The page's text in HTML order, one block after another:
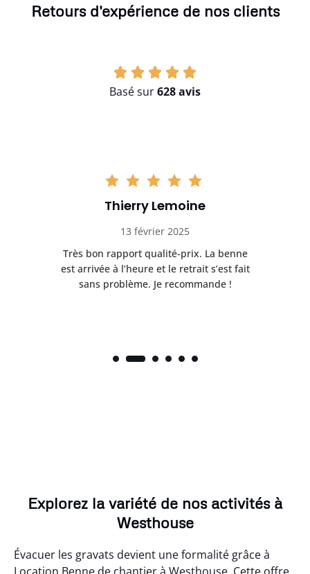
Retours d'expérience de nos clients
Basé sur628 avis
Thierry Lemoine
13 février 2025
Très bon rapport qualité-prix. La benne
est arrivée à l’heure et le retrait s’est fait
sans problème. Je recommande !
Explorez la variété de nos activités à
Westhouse
Évacuer les gravats devient une formalité grâce à
Location Benne de chantier à Westhouse. Cette offre